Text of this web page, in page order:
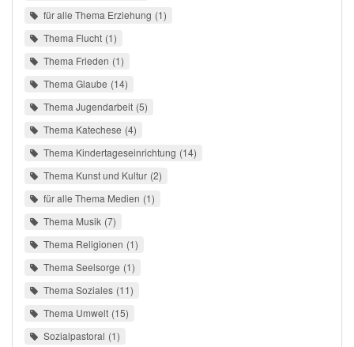
für alle Thema Erziehung 1
Thema Flucht 1
Thema Frieden 1
Thema Glaube 14
Thema Jugendarbeit 5
Thema Katechese 4
Thema Kindertageseinrichtung 14
Thema Kunst und Kultur 2
für alle Thema Medien 1
Thema Musik 7
Thema Religionen 1
Thema Seelsorge 1
Thema Soziales 11
Thema Umwelt 15
Sozialpastoral 1